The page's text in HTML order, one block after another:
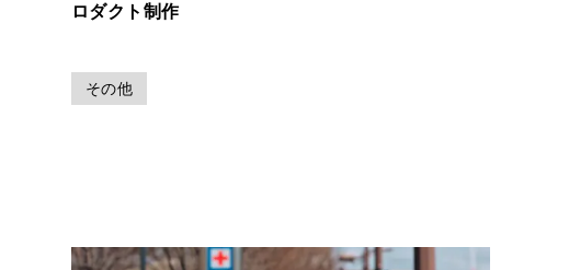
ロダクト制作
その他